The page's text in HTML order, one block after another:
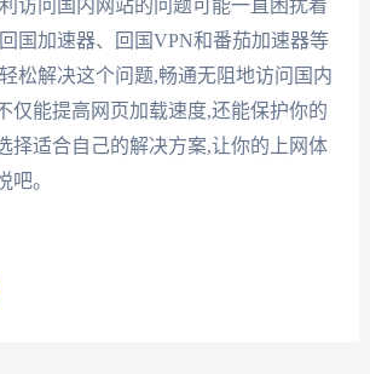
访问国内网站的问题可能一直困扰着
国加速器、回国VPN和番茄加速器等
松解决这个问题,畅通无阻地访问国内
仅能提高网页加载速度,还能保护你的
择适合自己的解决方案,让你的上网体
吧。